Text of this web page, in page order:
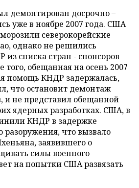
демонтирован досрочно –
уже в ноябре 2007 года. США
северокорейские
однако не решились
списка стран - спонсоров
того, обещанная на осень 2007
помощь КНДР задержалась,
что остановит демонтаж
и не представил обещанной
ядерных разработках. США, в
КНДР в задержке
разоружения, что вызвало
заявившего о
силы военного
на попытки США развязать